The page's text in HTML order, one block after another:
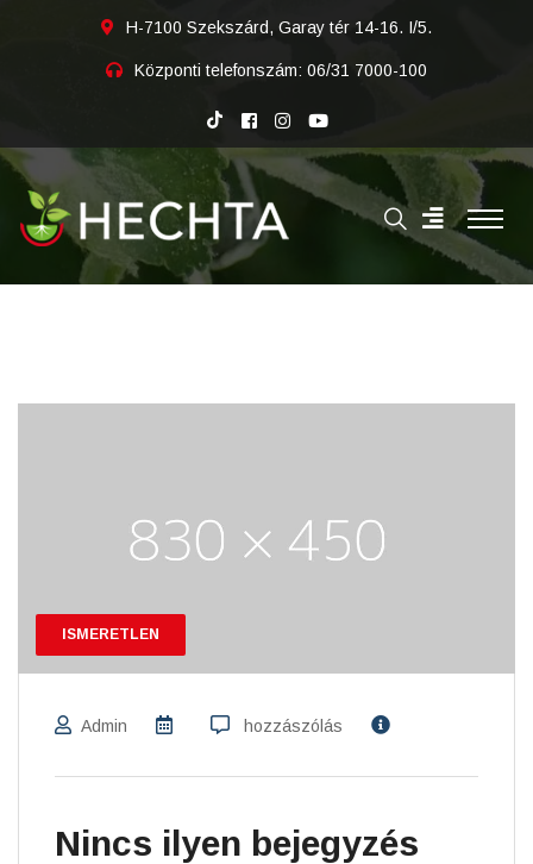
H-7100 Szekszárd, Garay tér 14-16. I/5.
Központi telefonszám: 06/31 7000-100
ISMERETLEN
Admin hozzászólás
Nincs ilyen bejegyzés